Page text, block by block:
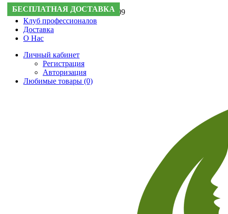
Поддержка: +7 (495) 505-50-09
Клуб профессионалов
Доставка
О Нас
Личный кабинет
Регистрация
Авторизация
Любимые товары (0)
БЕСПЛАТНАЯ ДОСТАВКА